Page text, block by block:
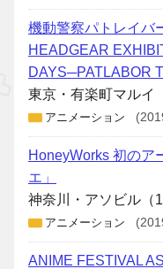
機動警察パトレイバ
HEADGEAR
DAYS─PATLABOR
東京・有楽町マルイ
アニメーション
HoneyWorks 初のア
エ」
神奈川・アソビル（
アニメーション
ANIME FESTIVAL